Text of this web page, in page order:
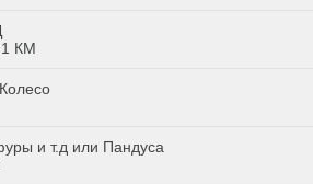
1 КМ
и т.д или Пандуса